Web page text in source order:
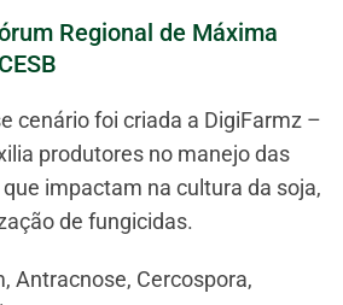
Regional de Máxima
cenário foi criada a DigiFarmz –
produtores no manejo das
impactam na cultura da soja,
de fungicidas.
Antracnose, Cercospora,